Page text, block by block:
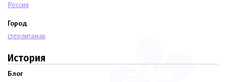
Россия
Город
стерлитамак
История
Блог